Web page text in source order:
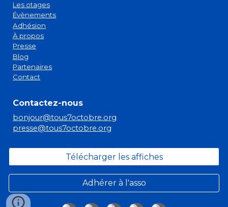
Les otages
Évènements
Adhésion
À propos
Presse
Blog
Partenaires
Contact
Contactez-nous
bonjour@tous7octobre.org
presse@tous7octobre.org
Télécharger les affiches
Adhérer à l'asso